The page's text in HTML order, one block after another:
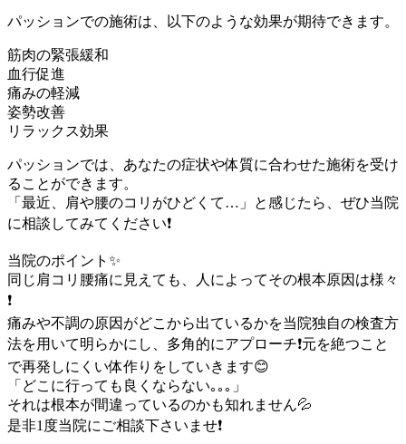
パッションでの施術は、以下のような効果が期待できます。
筋肉の緊張緩和
血行促進
痛みの軽減
姿勢改善
リラックス効果
パッションでは、あなたの症状や体質に合わせた施術を受け
ることができます。
「最近、肩や腰のコリがひどくて…」と感じたら、ぜひ当院
に相談してみてください❗
当院のポイント✨
同じ肩コリ腰痛に見えても、人によってその根本原因は様々
❗
痛みや不調の原因がどこから出ているかを当院独自の検査方
法を用いて明らかにし、多角的にアプローチ❗元を絶つこと
で再発しにくい体作りをしていきます😊
「どこに行っても良くならない｡｡｡」
それは根本が間違っているのかも知れません💦
是非1度当院にご相談下さいませ❗